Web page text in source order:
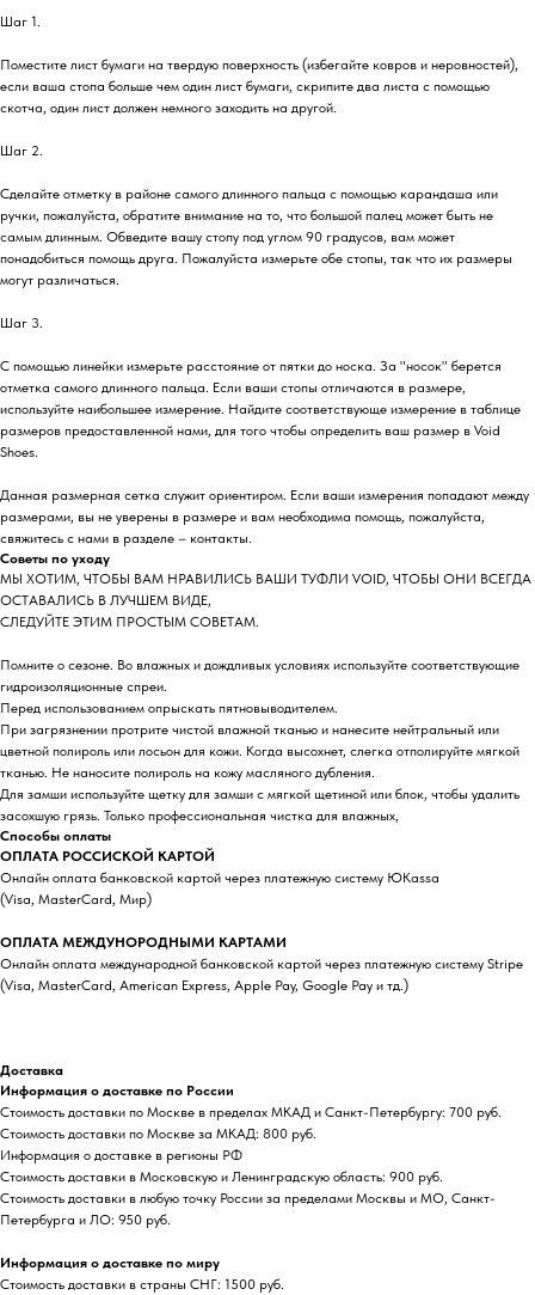
Шаг 1.
Поместите лист бумаги на твердую поверхность (избегайте ковров и неровностей),
если ваша стопа больше чем один лист бумаги, скрипите два листа с помощью
скотча, один лист должен немного заходить на другой.
Шаг 2.
Сделайте отметку в районе самого длинного пальца с помощью карандаша или
ручки, пожалуйста, обратите внимание на то, что большой палец может быть не
самым длинным. Обведите вашу стопу под углом 90 градусов, вам может
понадобиться помощь друга. Пожалуйста измерьте обе стопы, так что их размеры
могут различаться.
Шаг 3.
С помощью линейки измерьте расстояние от пятки до носка. За "носок" берется
отметка самого длинного пальца. Если ваши стопы отличаются в размере,
используйте наибольшее измерение. Найдите соответствующе измерение в таблице
размеров предоставленной нами, для того чтобы определить ваш размер в Void
Shoes.
Данная размерная сетка служит ориентиром. Если ваши измерения попадают между
размерами, вы не уверены в размере и вам необходима помощь, пожалуйста,
свяжитесь с нами в разделе – контакты.
Советы по уходу
МЫ ХОТИМ, ЧТОБЫ ВАМ НРАВИЛИСЬ ВАШИ ТУФЛИ VOID, ЧТОБЫ ОНИ ВСЕГДА
ОСТАВАЛИСЬ В ЛУЧШЕМ ВИДЕ,
СЛЕДУЙТЕ ЭТИМ ПРОСТЫМ СОВЕТАМ.
Помните о сезоне. Во влажных и дождливых условиях используйте соответствующие
гидроизоляционные спреи.
Перед использованием опрыскать пятновыводителем.
При загрязнении протрите чистой влажной тканью и нанесите нейтральный или
цветной полироль или лосьон для кожи. Когда высохнет, слегка отполируйте мягкой
тканью. Не наносите полироль на кожу масляного дубления.
Для замши используйте щетку для замши с мягкой щетиной или блок, чтобы удалить
засохшую грязь. Только профессиональная чистка для влажных,
Способы оплаты
ОПЛАТА РОССИСКОЙ КАРТОЙ
Онлайн оплата банковской картой через платежную систему ЮKassa
(Visa, MasterCard, Мир)
ОПЛАТА МЕЖДУНОРОДНЫМИ КАРТАМИ
Онлайн оплата международной банковской картой через платежную систему Stripe
(Visa, MasterCard, American Express, Apple Pay, Google Pay и тд.)
Доставка
Информация о доставке по России
Стоимость доставки по Москве в пределах МКАД и Санкт-Петербургу: 700 руб.
Стоимость доставки по Москве за МКАД: 800 руб.
Информация о доставке в регионы РФ
Стоимость доставки в Московскую и Ленинградскую область: 900 руб.
Стоимость доставки в любую точку России за пределами Москвы и МО, Санкт-
Петербурга и ЛО: 950 руб.
Информация о доставке по миру
Стоимость доставки в страны СНГ: 1500 руб.